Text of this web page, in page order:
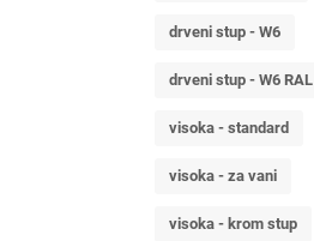
drveni stup - W6
drveni stup - W6 RAL
visoka - standard
visoka - za vani
visoka - krom stup